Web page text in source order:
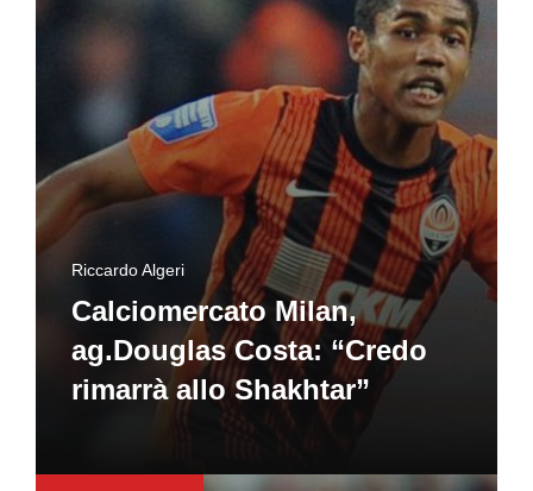
Riccardo Algeri
Calciomercato Milan,
ag.Douglas Costa: “Credo
rimarrà allo Shakhtar”